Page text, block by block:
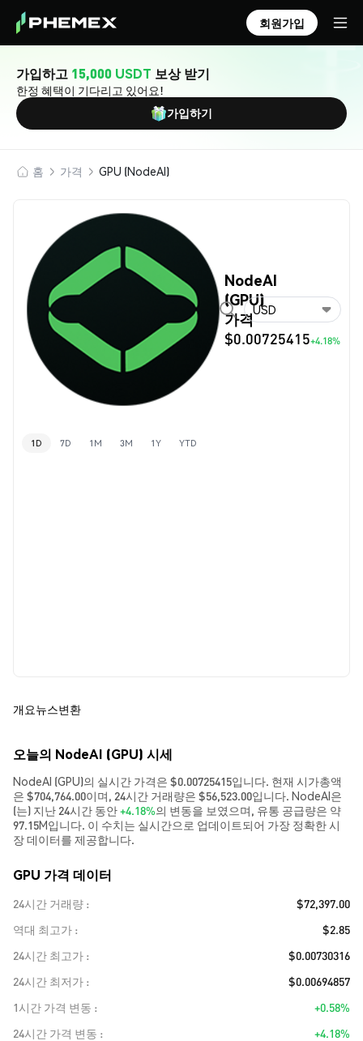
회원가입
가입하고 15,000 USDT 보상 받기
한정 혜택이 기다리고 있어요!
가입하기
홈 가격 GPU (NodeAI)
NodeAI
(GPU)
가격
$0.00725415+4.18%
USD
1D 7D 1M 3M 1Y YTD
개요뉴스변환
오늘의 NodeAI (GPU) 시세
NodeAI (GPU)의 실시간 가격은 $0.00725415입니다. 현재 시가총액
은 $704,764.00이며, 24시간 거래량은 $56,523.00입니다. NodeAI은
(는) 지난 24시간 동안+4.18%의 변동을 보였으며, 유통 공급량은 약
97.15M입니다. 이 수치는 실시간으로 업데이트되어 가장 정확한 시
장 데이터를 제공합니다.
GPU 가격 데이터
24시간 거래량
$72,397.00
역대 최고가
$2.85
24시간 최고가
$0.00730316
24시간 최저가
$0.00694857
1시간 가격 변동
+0.58%
24시간 가격 변동
+4.18%